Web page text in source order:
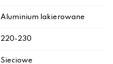
Aluminium lakierowane
220-230
Sieciowe